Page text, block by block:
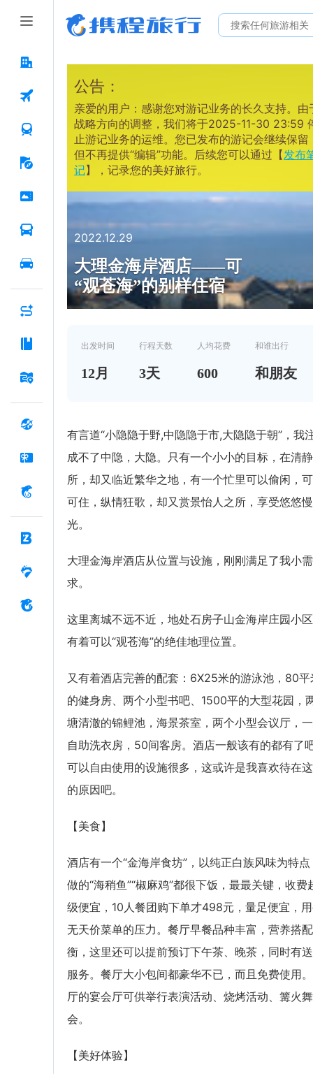
公告：
亲爱的用户：感谢您对游记业务的长久支持。由
战略方向的调整，我们将于2025-11-30 23:59
止游记业务的运维。您已发布的游记会继续保留
但不再提供“编辑”功能。后续您可以通过【发布
记】，记录您的美好旅行。
2022.12.29
大理金海岸酒店——可
“观苍海”的别样住宿
出发时间
12月
行程天数
3天
人均花费
600
和谁出行
和朋友
有言道“小隐隐于野,中隐隐于市,大隐隐于朝”，我
成不了中隐，大隐。只有一个小小的目标，在清
所，却又临近繁华之地，有一个忙里可以偷闲，
可住，纵情狂歌，却又赏景怡人之所，享受悠悠
光。
大理金海岸酒店从位置与设施，刚刚满足了我小需
求。
这里离城不远不近，地处石房子山金海岸庄园小
有着可以“观苍海”的绝佳地理位置。
又有着酒店完善的配套：6X25米的游泳池，80平
的健身房、两个小型书吧、1500平的大型花园，
塘清澈的锦鲤池，海景茶室，两个小型会议厅，
自助洗衣房，50间客房。酒店一般该有的都有了
可以自由使用的设施很多，这或许是我喜欢待在
的原因吧。
【美食】
酒店有一个“金海岸食坊”，以纯正白族风味为特点
做的“海稍鱼”“椒麻鸡”都很下饭，最最关键，收费
级便宜，10人餐团购下单才498元，量足便宜，
无天价菜单的压力。餐厅早餐品种丰富，营养搭
衡，这里还可以提前预订下午茶、晚茶，同时有
服务。餐厅大小包间都豪华不已，而且免费使用
厅的宴会厅可供举行表演活动、烧烤活动、篝火舞
会。
【美好体验】